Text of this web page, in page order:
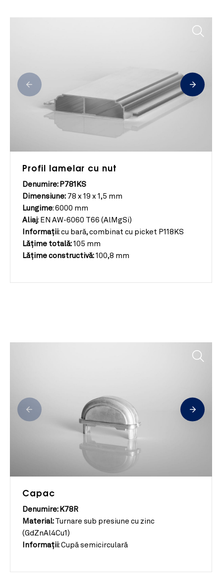
Profil lamelar cu nut
Denumire: P781KS
Dimensiune: 78 x 19 x 1,5 mm
Lungime: 6000 mm
Aliaj: EN AW-6060 T66 (AlMgSi)
Informații: cu bară, combinat cu picket P118KS
Lățime totală: 105 mm
Lățime constructivă: 100,8 mm
Capac
Denumire: K78R
Material: Turnare sub presiune cu zinc
(GdZnAl4Cu1)
Informații: Cupă semicirculară